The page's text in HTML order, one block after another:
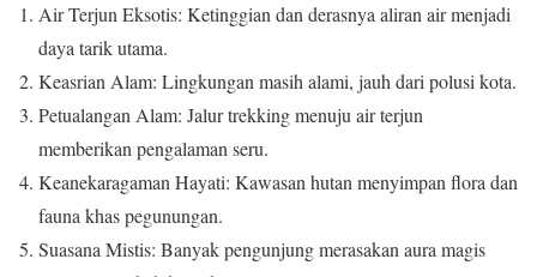
Air Terjun Eksotis: Ketinggian dan derasnya aliran air menjadi
daya tarik utama.
Keasrian Alam: Lingkungan masih alami, jauh dari polusi kota.
Petualangan Alam: Jalur trekking menuju air terjun
memberikan pengalaman seru.
Keanekaragaman Hayati: Kawasan hutan menyimpan flora dan
fauna khas pegunungan.
Suasana Mistis: Banyak pengunjung merasakan aura magis